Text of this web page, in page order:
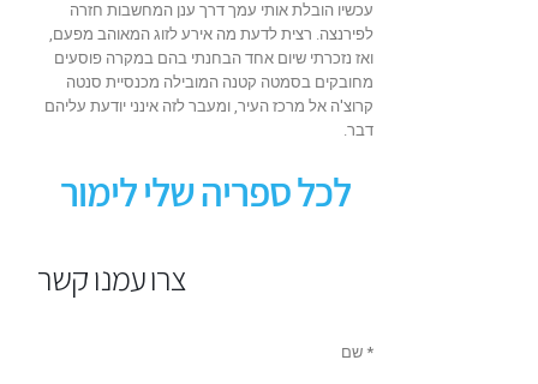
עכשיו הובלת אותי עמך דרך ענן המחשבות חזרה
לפירנצה. רצית לדעת מה אירע לזוג המאוהב מפעם,
ואז נזכרתי שיום אחד הבחנתי בהם במקרה פוסעים
מחובקים בסמטה קטנה המובילה מכנסיית סנטה
קרוצ'ה אל מרכז העיר, ומעבר לזה אינני יודעת עליהם
דבר.
לכל ספריה שלי לימור
צרו עמנו קשר
שם *